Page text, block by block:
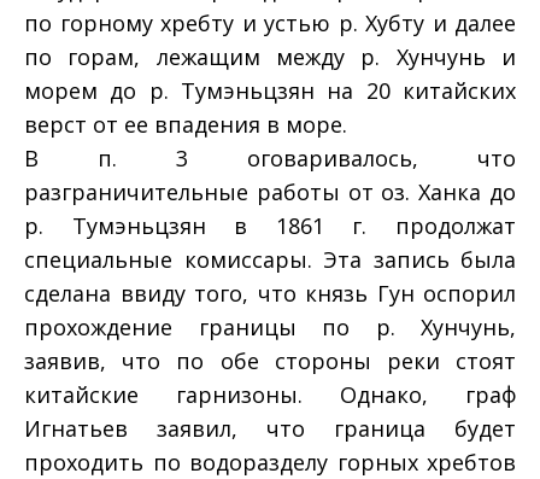
по горному хребту и устью р. Хубту и далее
по горам, лежащим между р. Хунчунь и
морем до р. Тумэньцзян на 20 китайских
верст от ее впадения в море.
В п. 3 оговаривалось, что
разграничительные работы от оз. Ханка до
р. Тумэньцзян в 1861 г. продолжат
специальные комиссары. Эта запись была
сделана ввиду того, что князь Гун оспорил
прохождение границы по р. Хунчунь,
заявив, что по обе стороны реки стоят
китайские гарнизоны. Однако, граф
Игнатьев заявил, что граница будет
проходить по водоразделу горных хребтов